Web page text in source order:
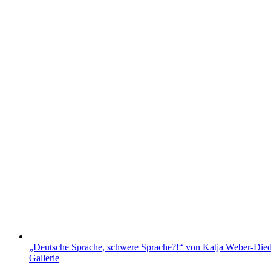
„Deutsche Sprache, schwere Sprache?!“ von Katja Weber-
Gallerie